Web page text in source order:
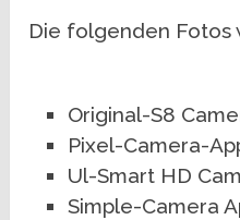
Die folgenden Fotos
Original-S8
Pixel-Camera-
Ul-Smart HD
Simple-Camera